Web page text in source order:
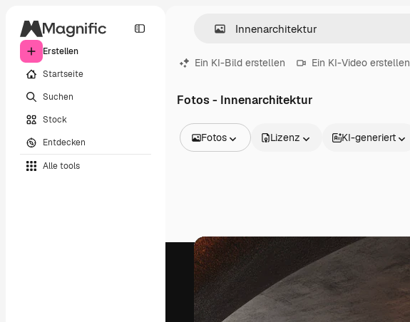
Erstellen
Startseite
Suchen
Stock
Entdecken
Alle tools
Ein KI-Bild erstellen Ein KI-Video erstellen
Fotos - Innenarchitektur
Fotos
Videos
Filmmaterial
Motion Graphics
Videovorlagen
Icons
3D-Modelle
Schriftarten
Lizenz KI-generiert